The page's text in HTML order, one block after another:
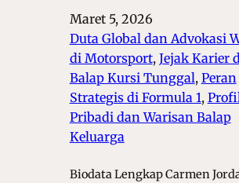
Maret 5, 2026
Duta Global dan Advokasi
di Motorsport, Jejak Karier
Balap Kursi Tunggal, Peran
Strategis di Formula 1,
Pribadi dan Warisan Balap
Keluarga
Biodata Lengkap Carmen